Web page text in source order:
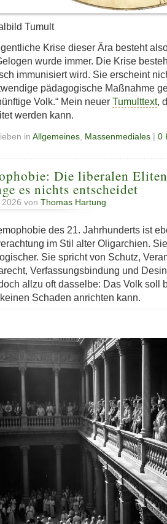
Tumult
Krise dieser Ära besteht
wurde immer. Die Krise
immunisiert wird. Sie erscheint
pädagogische Maßnahme
Volk.“ Mein neuer Tumulttext,
werden kann.
in Allgemeines Massenmediales | 0
Die liberalen
es nichts entscheidet
von Thomas Hartung
des 21. Jahrhunderts ist
im Stil alter Oligarchien.
Sie spricht von Schutz,
Verfassungsbindung und
allzu oft dasselbe: Das Volk soll
Schaden anrichten kann.